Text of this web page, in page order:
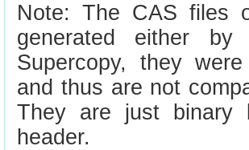
Note: The CAS files
generated either by
Supercopy, they
and thus are not
They are just binary
header.